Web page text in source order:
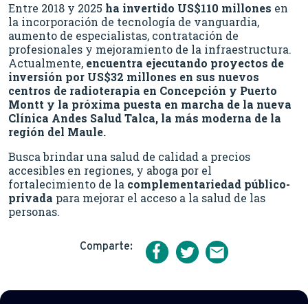
Entre 2018 y 2025 ha invertido US$110 millones en
la incorporación de tecnología de vanguardia,
aumento de especialistas, contratación de
profesionales y mejoramiento de la infraestructura.
Actualmente, encuentra ejecutando proyectos de
inversión por US$32 millones en sus nuevos
centros de radioterapia en Concepción y Puerto
Montt y la próxima puesta en marcha de la nueva
Clínica Andes Salud Talca, la más moderna de la
región del Maule.
Busca brindar una salud de calidad a precios
accesibles en regiones, y aboga por el
fortalecimiento de la complementariedad público-
privada para mejorar el acceso a la salud de las
personas.
Comparte: